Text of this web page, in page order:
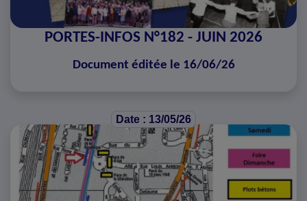
PORTES-INFOS N°182 - JUIN 2026
Document éditée le 16/06/26
Date : 13/05/26